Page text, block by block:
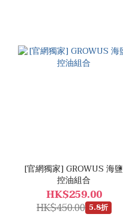
[官網獨家] GROWUS 海鹽
控油組合
HK$259.00
HK$450.00 5.8折